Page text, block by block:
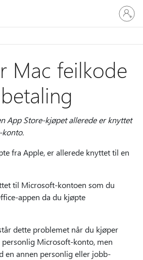
Logg
på
kontoen
Mac feilkode
App Store-kjøpet allerede er knyttet
fra Apple, er allerede knyttet til en
til Microsoft-kontoen som du
appen da du kjøpte
dette problemet når du kjøper
Microsoft-konto, men
en annen personlig eller jobb-